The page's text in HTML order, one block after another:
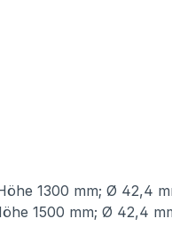
1300 mm; Ø 42,4
1500 mm; Ø 42,4